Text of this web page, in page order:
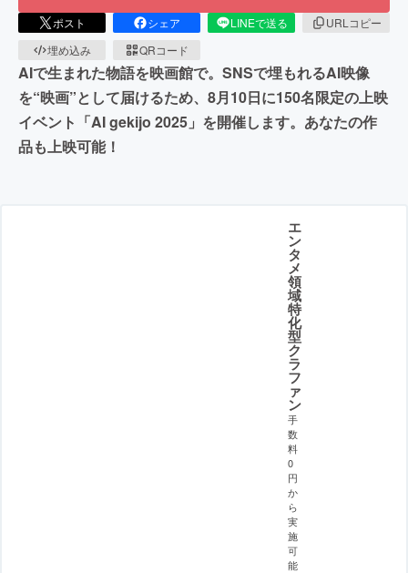
ポスト シェア LINEで送る
URLコピー
埋め込み
QRコード
AIで生まれた物語を映画館で。SNSで埋もれるAI映像
を“映画”として届けるため、8月10日に150名限定の上映
イベント「AI gekijo 2025」を開催します。あなたの作
品も上映可能！
エ
ン
タ
メ
領
域
特
化
型
ク
ラ
フ
ァ
ン
手
数
料
0
円
か
ら
実
施
可
能